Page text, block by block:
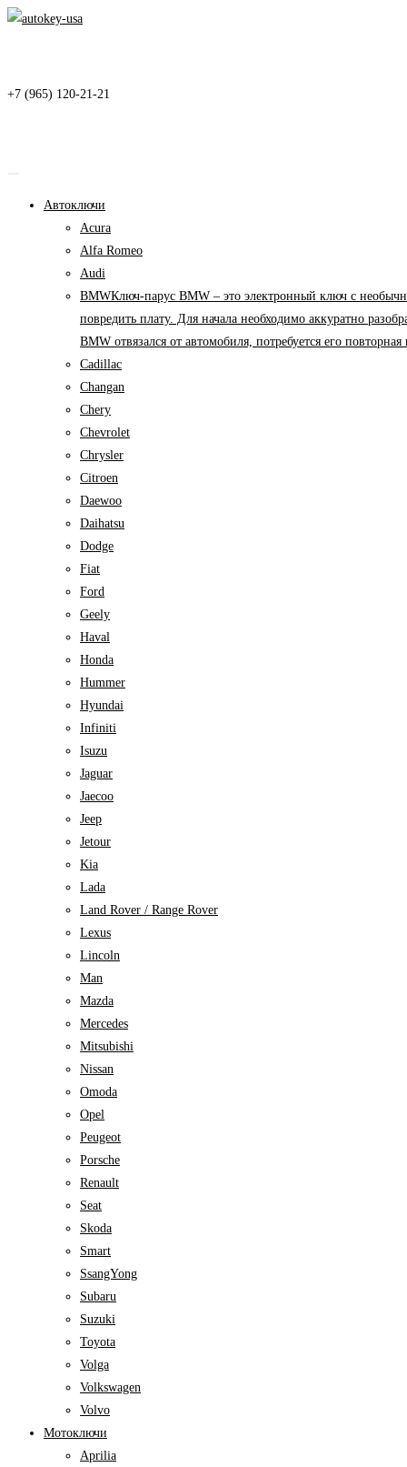
Перейти
+7 (965) 120-21-21
Автоключи
Acura
Alfa Romeo
Audi
BMWКлюч-парус BMW – это электронный ключ с
повредить плату. Для начала необходимо аккуратно
BMW отвязался от автомобиля, потребуется его
Cadillac
Changan
Chery
Chevrolet
Chrysler
Citroen
Daewoo
Daihatsu
Dodge
Fiat
Ford
Geely
Haval
Honda
Hummer
Hyundai
Infiniti
Isuzu
Jaguar
Jaecoo
Jeep
Jetour
Kia
Lada
Land Rover / Range Rover
Lexus
Lincoln
Man
Mazda
Mercedes
Mitsubishi
Nissan
Omoda
Opel
Peugeot
Porsche
Renault
Seat
Skoda
Smart
SsangYong
Subaru
Suzuki
Toyota
Volga
Volkswagen
Volvo
Мотоключи
Aprilia